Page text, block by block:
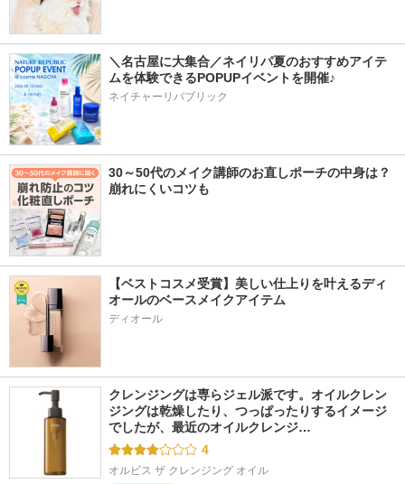
＼名古屋に大集合／ネイリパ夏のおすすめアイテ
ムを体験できるPOPUPイベントを開催♪
ネイチャーリパブリック
30～50代のメイク講師のお直しポーチの中身は？
崩れにくいコツも
【ベストコスメ受賞】美しい仕上りを叶えるディ
オールのベースメイクアイテム
ディオール
クレンジングは専らジェル派です。オイルクレン
ジングは乾燥したり、つっぱったりするイメージ
でしたが、最近のオイルクレンジ…
4
オルビス ザ クレンジング オイル